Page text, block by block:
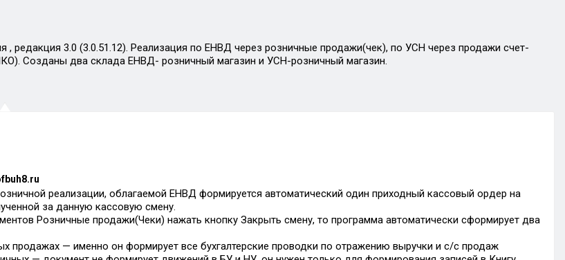
, редакция 3.0 (3.0.51.12). Реализация по ЕНВД через розничные продажи(чек), по УСН через продажи счет-
Созданы два склада ЕНВД- розничный магазин и УСН-розничный магазин.
реализации, облагаемой ЕНВД формируется автоматический один приходный кассовый ордер на
за данную кассовую смену.
Розничные продажи(Чеки) нажать кнопку Закрыть смену, то программа автоматически сформирует два
продажах — именно он формирует все бухгалтерские проводки по отражению выручки и с/с продаж